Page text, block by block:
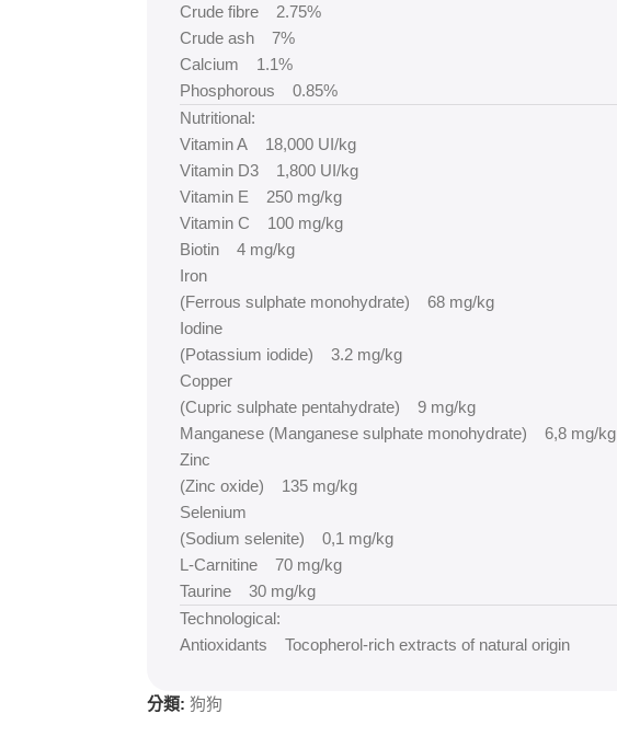
Crude fibre 2.75%
Crude ash 7%
Calcium 1.1%
Phosphorous 0.85%
Nutritional:
Vitamin A 18,000 UI/kg
Vitamin D3 1,800 UI/kg
Vitamin E 250 mg/kg
Vitamin C 100 mg/kg
Biotin 4 mg/kg
Iron
(Ferrous sulphate monohydrate) 68 mg/kg
Iodine
(Potassium iodide) 3.2 mg/kg
Copper
(Cupric sulphate pentahydrate) 9 mg/kg
Manganese (Manganese sulphate monohydrate) 6,8 mg/kg
Zinc
(Zinc oxide) 135 mg/kg
Selenium
(Sodium selenite) 0,1 mg/kg
L-Carnitine 70 mg/kg
Taurine 30 mg/kg
Technological:
Antioxidants Tocopherol-rich extracts of natural origin
分類: 狗狗